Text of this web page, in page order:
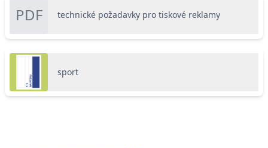
PDF technické požadavky pro tiskové reklamy
sport